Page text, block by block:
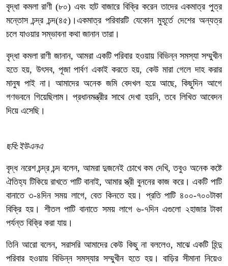
বৃদ্ধা কমলা রাণী (৮০) এবং হাট বাজারে বিক্রি করেন তাদের একমাত্র পুত্র
মন্তোস চন্দ্র চন্দ(৪৫)। একমাত্র পরিবারটি যেকোন মুহূর্তে দেশের অন্যত্র
চলে যাওয়ার সম্ভাবনা কথা জানান তারা।
বৃদ্ধা কমলা রাণী জানান, আমরা একটি পরিবার হওয়ায় বিভিন্ন সমস্যা সম্মুখীন
হতে হয়, উৎসব, পূজা পার্বণ একাই করতে হয়, কেউ মারা গেলে দাহ করার
মানুষ পাই না। আমাদের অনেক জমি বেদখল হয়ে আছে, কিছুদিন আগে
গণভবনে গিয়েছিলাম। প্রধানমন্ত্রীর সাথে দেখা হয়নি, তবে লিখিত আবেদন
দিয়ে এসেছি।
ছবি:ইউএনএ
বৃদ্ধ নরেশ চন্দ্র চন্দ বলেন, আমরা দুজনেই চোখে কম দেখি, তবুও অনেক কষ্টে
ঐতিহ্য টিকিয়ে রাখতে পাটি বানাই, আমার স্ত্রী বুননের কাজ করে। একটি পাটি
বানাতে ৩-৪দিন সময় লাগে, বেত কিনতে হয়। প্রতি পাটি ৪০০-৭০০টাকা
বিক্রি হয়। শীতল পাটি বানাতে সময় লাগে ৬-৭দিন এগুলো ২হাজার টাকা
পর্যন্ত বিক্রি করা যায়।
তিনি আরো বলেন, সরাসরি আমাদের কেউ কিছু না বললেও, মাঝে একটি হিন্দু
পরিবার হওয়ায় বিভিন্ন সমস্যার সম্মুখীন হতে হয়। বাড়ির সীমানা নিয়েও